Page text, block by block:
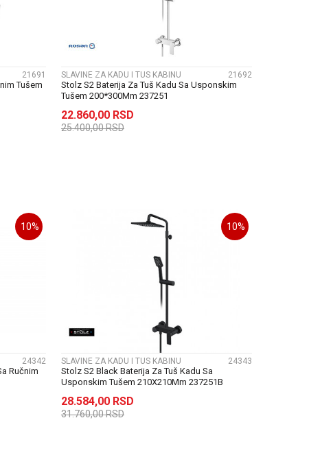
21691
Tušem
SLAVINE ZA KADU I TUS KABINU 21692
Stolz S2 Baterija Za Tuš Kadu Sa Usponskim
Tušem 200*300Mm 237251
22.860,00 RSD
25.400,00RSD
10%
24342
Ručnim
UPOREDI
10%
SLAVINE ZA KADU I TUS KABINU 24343
Stolz S2 Black Baterija Za Tuš Kadu Sa
Usponskim Tušem 210X210Mm 237251B
28.584,00 RSD
31.760,00RSD